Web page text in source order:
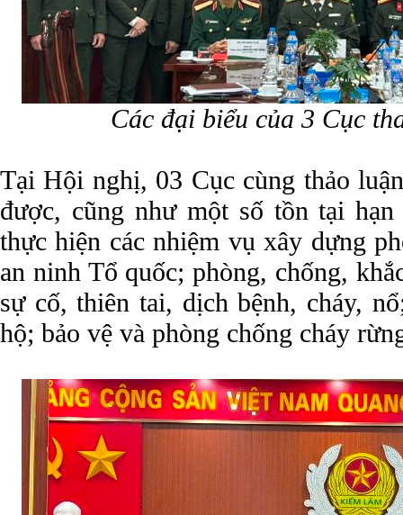
Các đại biểu của 3 Cục
Tại Hội nghị, 03 Cục cùng thảo
được, cũng như một số tồn tại
thực hiện các nhiệm vụ xây dựng
an ninh Tổ quốc; phòng, chống,
sự cố, thiên tai, dịch bệnh, cháy,
hộ; bảo vệ và phòng chống cháy